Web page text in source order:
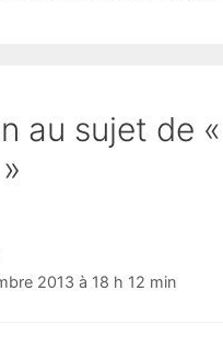
au sujet de
2013 à 18 h 12 min